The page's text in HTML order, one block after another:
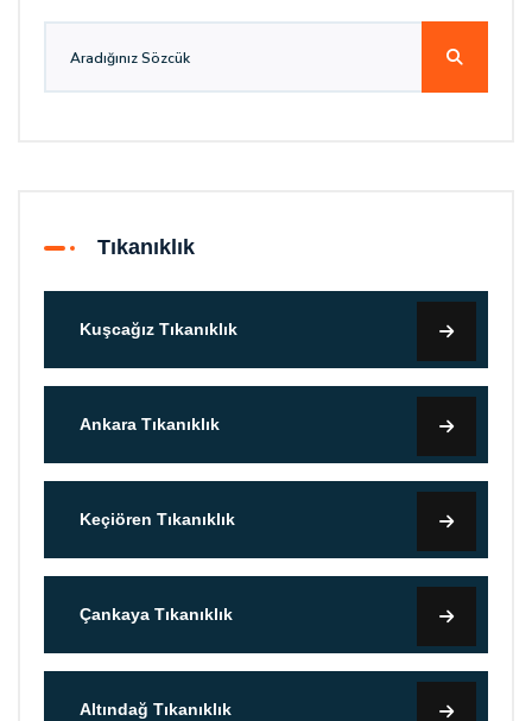
Tıkanıklık
Kuşcağız Tıkanıklık
Ankara Tıkanıklık
Keçiören Tıkanıklık
Çankaya Tıkanıklık
Altındağ Tıkanıklık